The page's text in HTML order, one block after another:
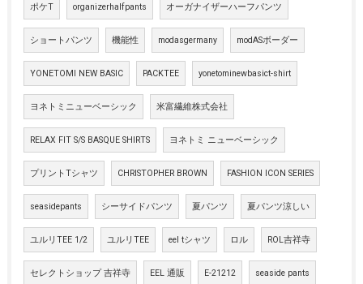
ポケT organizerhalfpants オーガナイザーハーフパンツ
ショートパンツ 機能性 modasgermany modASボーダー
YONETOMI NEW BASIC PACKTEE yonetominewbasict-shirt
ヨネトミニューベーシック 米富繊維株式会社
RELAX FIT S/S BASQUE SHIRTS ヨネトミ ニューベーシック
プリントTシャツ CHRISTOPHER BROWN FASHION ICON SERIES
seasidepants シーサイドパンツ 夏パンツ 夏パンツ涼しい
ユルリTEE 1/2 ユルリTEE eel tシャツ ロル ROL吉祥寺
セレクトショップ 吉祥寺 EEL 通販 E-21212 seaside pants